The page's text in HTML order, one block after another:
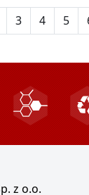
3 4 5
z o.o.